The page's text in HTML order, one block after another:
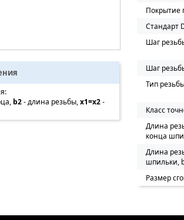
b2- длина резьбы,x1=x2-
Покрытие
Стандарт
Шаг
Шаг
Тип
Класс
Длина
конца
Длина
шпильки,
Размер